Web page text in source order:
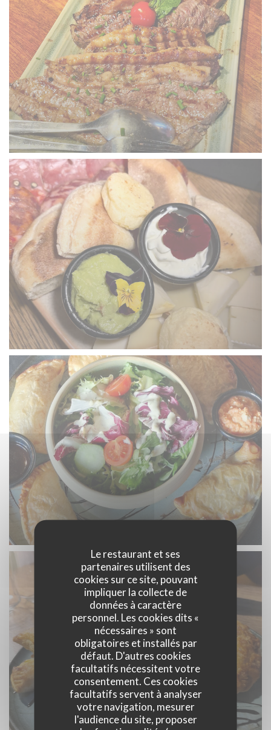
Le restaurant et ses
partenaires utilisent des
cookies sur ce site, pouvant
impliquer la collecte de
données à caractère
personnel. Les cookies dits «
nécessaires » sont
obligatoires et installés par
défaut. D'autres cookies
facultatifs nécessitent votre
consentement. Ces cookies
facultatifs servent à analyser
votre navigation, mesurer
l'audience du site, proposer